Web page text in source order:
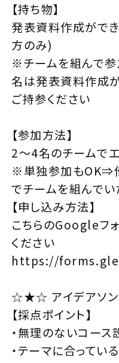
【持ち物】
発表資料作成がで
方のみ)
※チームを組んで
名は発表資料作成
ご持参ください
【参加方法】
2～4名のチームで
※単独参加もOK⇒
でチームを組んで
【申し込み方法】
こちらのGoogleフ
ください
https://
☆★☆ アイデアソ
【採点ポイント】
・無理のないコース
・テーマに合ってい